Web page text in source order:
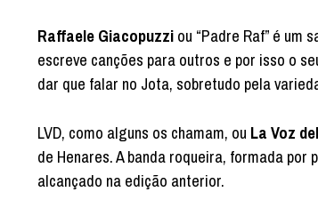
Raffaele Giacopuzzi ou “Padre Raf” é um
escreve canções para outros e por isso o
dar que falar no Jota, sobretudo pela
LVD, como alguns os chamam, ou La Voz
de Henares. A banda roqueira, formada
alcançado na edição anterior.